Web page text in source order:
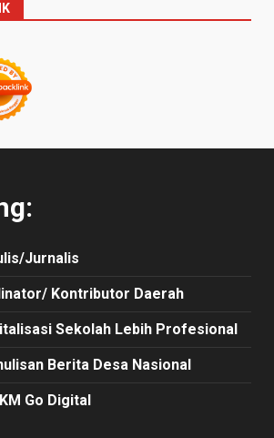
Jurnalis
Kontributor Daerah
Sekolah Lebih Profesional
Berita Desa Nasional
Go Digital